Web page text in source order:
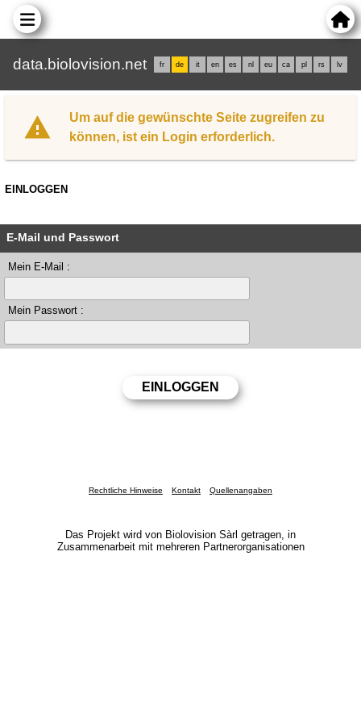
data.biolovision.net fr de it en es nl eu ca pl rs lv
Um auf die gewünschte Seite zugreifen zu
können, ist ein Login erforderlich.
EINLOGGEN
E-Mail und Passwort
Mein E-Mail :
Mein Passwort :
Rechtliche Hinweise Kontakt Quellenangaben
Das Projekt wird von Biolovision Sàrl getragen, in
Zusammenarbeit mit mehreren Partnerorganisationen